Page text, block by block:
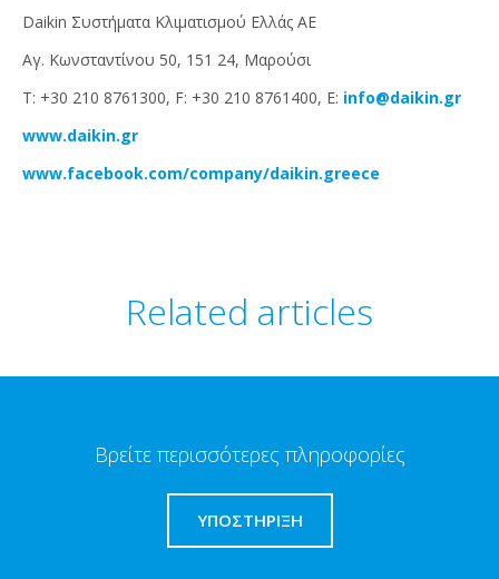
Daikin Συστήματα Κλιματισμού Ελλάς ΑΕ
Αγ. Κωνσταντίνου 50, 151 24, Μαρούσι
T: +30 210 8761300, F: +30 210 8761400, E: info@daikin.gr
www.daikin.gr
www.facebook.com/company/daikin.greece
Related articles
Βρείτε περισσότερες πληροφορίες
ΥΠΟΣΤΗΡΙΞΗ